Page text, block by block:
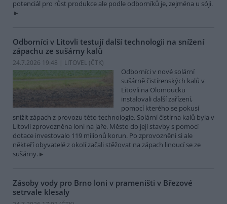
potenciál pro růst produkce ale podle odborníků je, zejména u sóji.
Odborníci v Litovli testují další technologii na snížení
zápachu ze sušárny kalů
24.7.2026 19:48 | LITOVEL (ČTK)
Odborníci v nové solární
sušárně čistírenských kalů v
Litovli na Olomoucku
instalovali další zařízení,
pomocí kterého se pokusí
snížit zápach z provozu této technologie. Solární čistírna kalů byla v
Litovli zprovozněna loni na jaře. Město do její stavby s pomocí
dotace investovalo 119 milionů korun. Po zprovozněni si ale
někteří obyvatelé z okolí začali stěžovat na zápach linoucí se ze
sušárny.
Zásoby vody pro Brno loni v prameništi v Březové
setrvale klesaly